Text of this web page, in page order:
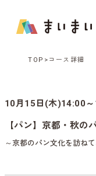
TOP コース詳細
10月15日(木)14:00
【パン】京都・秋の
～京都のパン文化を訪ね